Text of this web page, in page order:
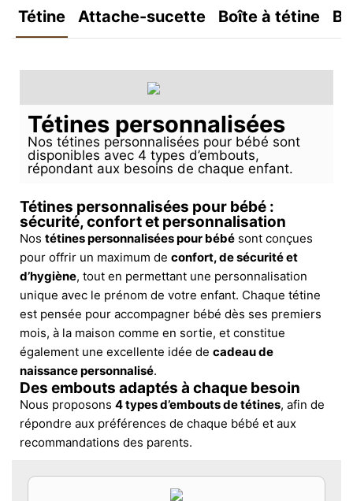
Tétine Attache-sucette Boîte à tétine
Tétines personnalisées
Nos tétines personnalisées pour bébé sont
disponibles avec 4 types d’embouts,
répondant aux besoins de chaque enfant.
Tétines personnalisées pour bébé :
sécurité, confort et personnalisation
Nos tétines personnalisées pour bébé sont conçues
pour offrir un maximum de confort, de sécurité et
d’hygiène, tout en permettant une personnalisation
unique avec le prénom de votre enfant. Chaque tétine
est pensée pour accompagner bébé dès ses premiers
mois, à la maison comme en sortie, et constitue
également une excellente idée de cadeau de
naissance personnalisé.
Des embouts adaptés à chaque besoin
Nous proposons 4 types d’embouts de tétines, afin de
répondre aux préférences de chaque bébé et aux
recommandations des parents.